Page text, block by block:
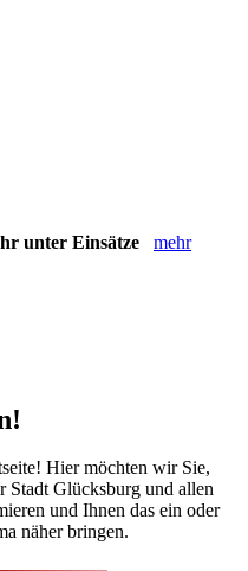
unter Einsätze mehr
Hier möchten wir Sie,
Stadt Glücksburg und allen
und Ihnen das ein oder
näher bringen.